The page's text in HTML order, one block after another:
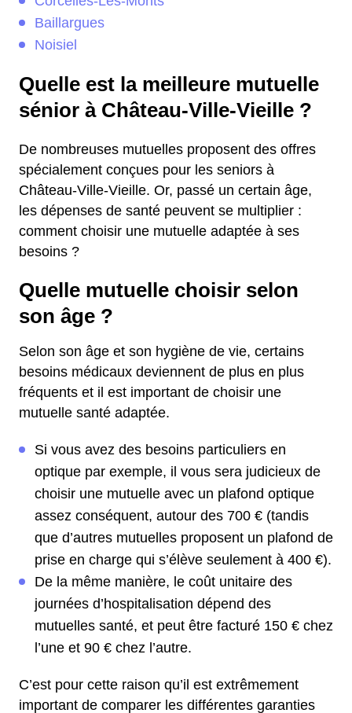
Baillargues
Noisiel
Quelle est la meilleure mutuelle
sénior à Château-Ville-Vieille ?
De nombreuses mutuelles proposent des offres
spécialement conçues pour les seniors à
Château-Ville-Vieille. Or, passé un certain âge,
les dépenses de santé peuvent se multiplier :
comment choisir une mutuelle adaptée à ses
besoins ?
Quelle mutuelle choisir selon
son âge ?
Selon son âge et son hygiène de vie, certains
besoins médicaux deviennent de plus en plus
fréquents et il est important de choisir une
mutuelle santé adaptée.
Si vous avez des besoins particuliers en
optique par exemple, il vous sera judicieux de
choisir une mutuelle avec un plafond optique
assez conséquent, autour des 700 € (tandis
que d’autres mutuelles proposent un plafond de
prise en charge qui s’élève seulement à 400 €).
De la même manière, le coût unitaire des
journées d’hospitalisation dépend des
mutuelles santé, et peut être facturé 150 € chez
l’une et 90 € chez l’autre.
C’est pour cette raison qu’il est extrêmement
important de comparer les différentes garanties